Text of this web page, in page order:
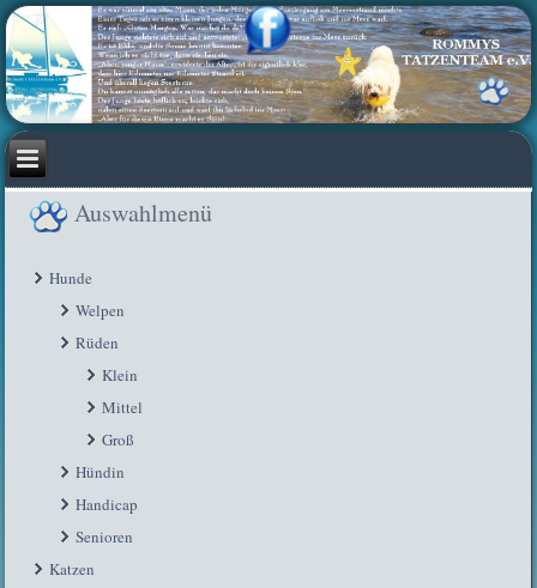
Auswahlmenü
Hunde
Welpen
Rüden
Klein
Mittel
Groß
Hündin
Handicap
Senioren
Katzen